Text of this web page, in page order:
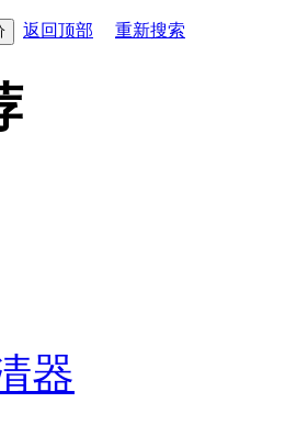
返回顶部 重新搜索
器